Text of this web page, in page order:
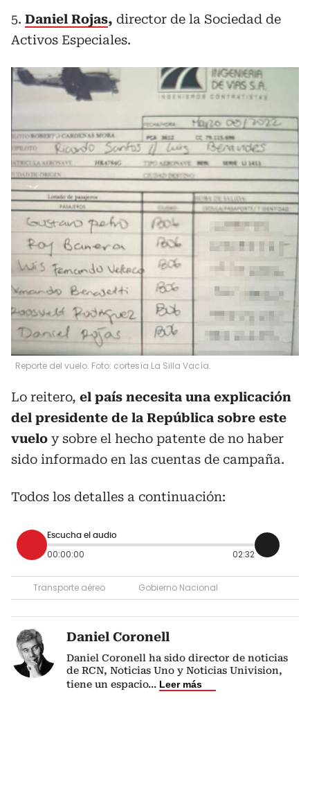
5. Daniel Rojas, director de la Sociedad de
Activos Especiales.
Reporte del vuelo. Foto: cortesía La Silla Vacía.
Lo reitero, el país necesita una explicación
del presidente de la República sobre este
vuelo y sobre el hecho patente de no haber
sido informado en las cuentas de campaña.
Todos los detalles a continuación:
Escucha el audio
00:00:00 02:32
Transporte aéreo Gobierno Nacional
Daniel Coronell
Daniel Coronell ha sido director de noticias
de RCN, Noticias Uno y Noticias Univision,
tiene un espacio... Leer más